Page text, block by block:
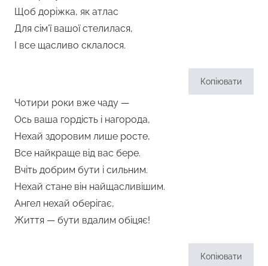
Щоб доріжка, як атлас
Для сім’ї вашої стелилася,
І все щасливо склалося.
Копіювати
Чотири роки вже чаду —
Ось ваша гордість і нагорода,
Нехай здоровим лише росте,
Все найкраще від вас бере.
Вчіть добрим бути і сильним.
Нехай стане він найщасливішим.
Ангел нехай оберігає,
Життя — бути вдалим обіцяє!
Копіювати